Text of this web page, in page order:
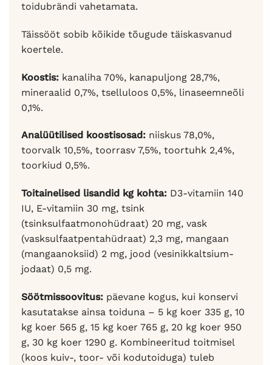
toidubrändi vahetamata.
Täissööt sobib kõikide tõugude täiskasvanud
koertele.
Koostis: kanaliha 70%, kanapuljong 28,7%,
mineraalid 0,7%, tselluloos 0,5%, linaseemneõli
0,1%.
Analüütilised koostisosad: niiskus 78,0%,
toorvalk 10,5%, toorrasv 7,5%, toortuhk 2,4%,
toorkiud 0,5%.
Toitainelised lisandid kg kohta: D3-vitamiin 140
IU, E-vitamiin 30 mg, tsink
(tsinksulfaatmonohüdraat) 20 mg, vask
(vasksulfaatpentahüdraat) 2,3 mg, mangaan
(mangaanoksiid) 2 mg, jood (vesinikkaltsium-
jodaat) 0,5 mg.
Söötmissoovitus: päevane kogus, kui konservi
kasutatakse ainsa toiduna – 5 kg koer 335 g, 10
kg koer 565 g, 15 kg koer 765 g, 20 kg koer 950
g, 30 kg koer 1290 g. Kombineeritud toitmisel
(koos kuiv-, toor- või kodutoiduga) tuleb